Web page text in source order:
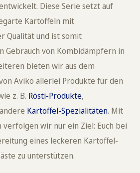
Diese Serie setzt auf
Kartoffeln mit
Qualität und ist somit
Gebrauch von Kombidämpfern in
bieten wir aus dem
Aviko allerlei Produkte für den
z. B. Rösti-Produkte,
Kartoffel-Spezialitäten. Mit
verfolgen wir nur ein Ziel: Euch bei
eines leckeren Kartoffel-
zu unterstützen.